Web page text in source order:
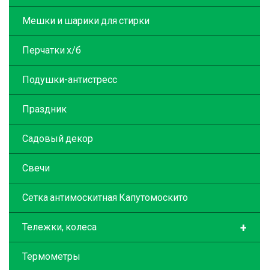
Мешки и шарики для стирки
Перчатки х/б
Подушки-антистресс
Праздник
Садовый декор
Свечи
Сетка антимоскитная Капутомоскито
+
Тележки, колеса
Термометры